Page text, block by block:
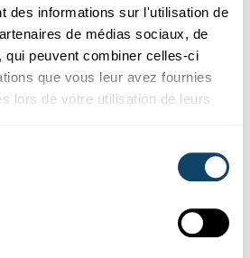
des informations sur l'utilisation de
de médias sociaux, de
qui peuvent combiner celles-ci
que vous leur avez fournies
lors de votre utilisation de leurs